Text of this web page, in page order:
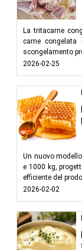
La tritacarne
carne
scongelamento
2026-02-25
Un nuovo
e 1000 kg,
efficiente del
2026-02-02